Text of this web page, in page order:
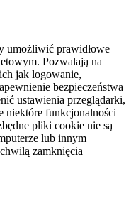
umożliwić prawidłowe
Pozwalają na
jak logowanie,
bezpieczeństwa
ustawienia przeglądarki,
niektóre funkcjonalności
pliki cookie nie są
lub innym
zamknięcia